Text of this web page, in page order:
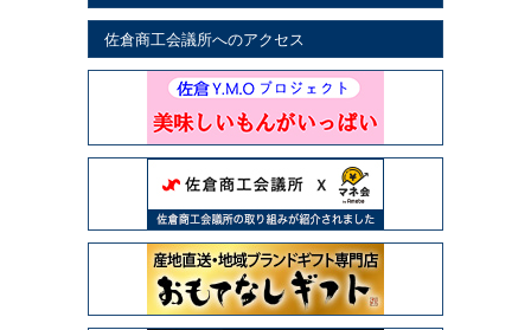
佐倉商工会議所へのアクセス